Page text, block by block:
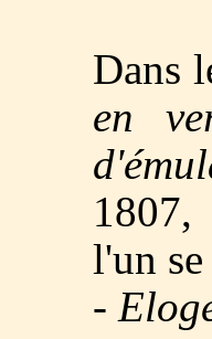
Dans
en
l'un
-